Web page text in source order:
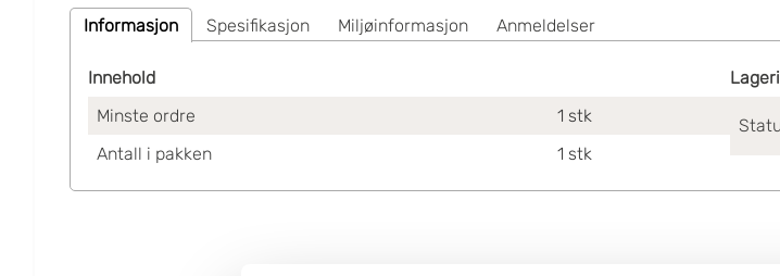
Informasjon Spesifikasjon Miljøinformasjon Anmeldelser
Innehold
Minste ordre
1 stk
Antall i pakken
1 stk